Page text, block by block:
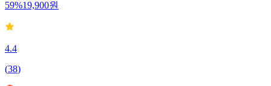
59%19,900원
4.4
(38)